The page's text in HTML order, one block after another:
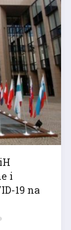
i
19 na